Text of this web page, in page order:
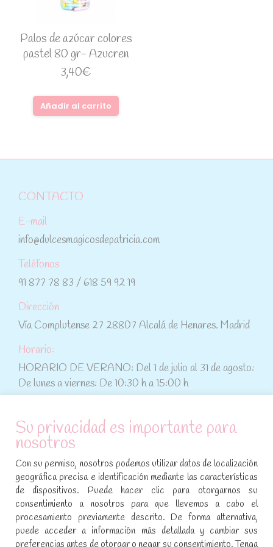
Palos de azúcar colores
pastel 80 gr- Azucren
3,40€
Añadir al carrito
CONTACTO
E-mail
info@dulcesmagicosdepatricia.com
Teléfonos
91 877 78 83 / 618 59 92 19
Dirección
Vía Complutense 27 28807 Alcalá de Henares. Madrid
Horario:
HORARIO DE VERANO: Del 1 de julio al 31 de agosto:
De lunes a viernes: De 10:30 h a 15:00 h
ATENCIÓN AL CLIENTE
Condiciones de compra
Aviso legal y política de privacidad
Política de cookies
SÍGUENOS EN REDES SOCIALES
Su privacidad es importante para
nosotros
Con su permiso, nosotros podemos utilizar datos de localización
geográfica precisa e identificación mediante las características
de dispositivos. Puede hacer clic para otorgarnos su
consentimiento a nosotros para que llevemos a cabo el
procesamiento previamente descrito. De forma alternativa,
puede acceder a información más detallada y cambiar sus
preferencias antes de otorgar o negar su consentimiento. Tenga